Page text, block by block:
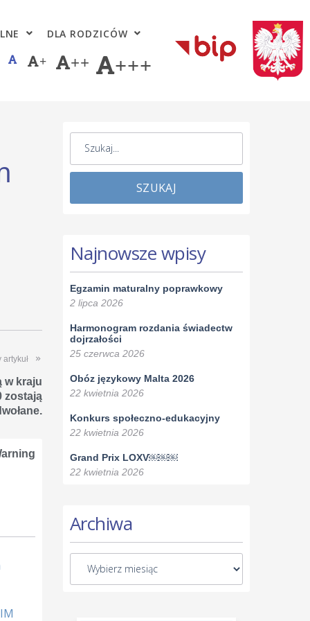
DLA RODZICÓW
+ ++ +++
artykuł
w kraju
zostają
SZUKAJ
Najnowsze wpisy
Egzamin maturalny poprawkowy
2 lipca 2026
Harmonogram rozdania świadectw
dojrzałości
25 czerwca 2026
Obóz językowy Malta 2026
22 kwietnia 2026
Konkurs społeczno-edukacyjny
22 kwietnia 2026
Grand Prix LOXV￼￼￼
22 kwietnia 2026
Archiwa